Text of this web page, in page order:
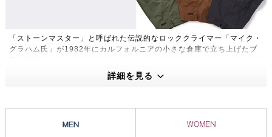
「ストーンマスター」と呼ばれた伝説的なロッククライマー「マイク・
グラハム氏」が1982年にカルフォルニアの小さな倉庫で立ち上げたブ
180度自然な開脚を可能にした「ガゼットクロッチ」や片手で簡単に調
節できる「Webbingベルト」など独特の機能性をもったグラミチパン
詳細を見る